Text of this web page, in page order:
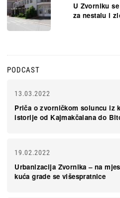
U Zvorniku
za nestalu i
PODCAST
13.03.2022
Priča o zvorničkom soluncu iz
istorije od Kajmakčalana do
19.02.2022
Urbanizacija Zvornika – na
kuća grade se višespratnice